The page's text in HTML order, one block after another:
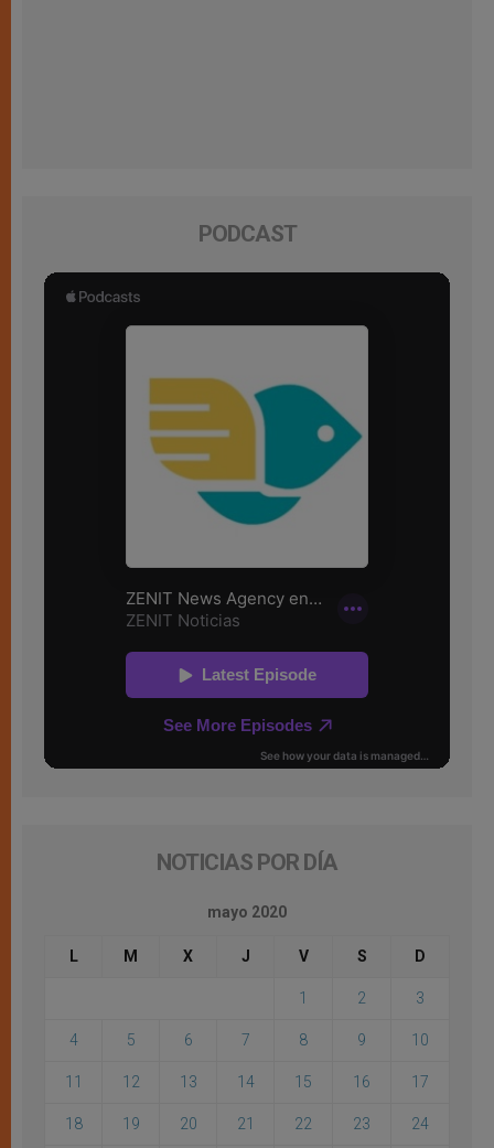
PODCAST
NOTICIAS POR DÍA
mayo 2020
L M X J V S D
1 2 3
4 5 6 7 8 9 10
11 12 13 14 15 16 17
18 19 20 21 22 23 24